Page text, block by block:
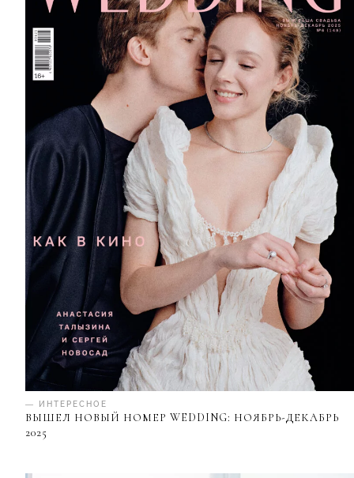
— ИНТЕРЕСНОЕ
ВЫШЕЛ НОВЫЙ НОМЕР WEDDING: НОЯБРЬ-ДЕКАБРЬ
2025